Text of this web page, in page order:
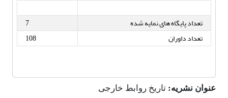
تعداد پایگاه های نمایه شده
7
تعداد داوران
108
عنوان نشریه: تاریخ روابط خارجی